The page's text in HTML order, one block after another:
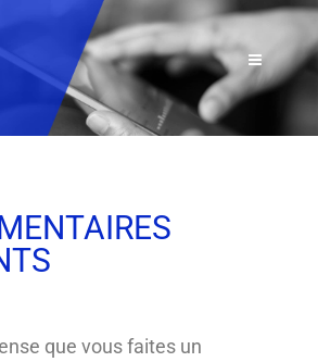
que vous faites un